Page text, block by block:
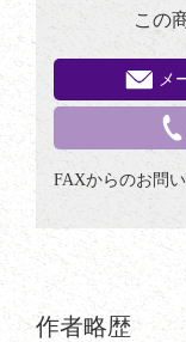
この
メ
FAXからのお問
作者略歴